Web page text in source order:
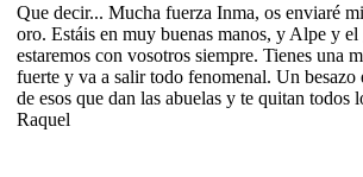
Que decir... Mucha fuerza Inma, os enviaré
oro. Estáis en muy buenas manos, y Alpe y el
estaremos con vosotros siempre. Tienes una
fuerte y va a salir todo fenomenal. Un besazo
de esos que dan las abuelas y te quitan todos
Raquel